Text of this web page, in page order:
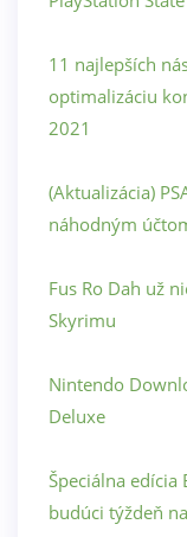
11 najlepších
optimalizáciu
2021
(Aktualizácia)
náhodným
Fus Ro Dah už
Skyrimu
Nintendo
Deluxe
Špeciálna edícia
budúci týždeň